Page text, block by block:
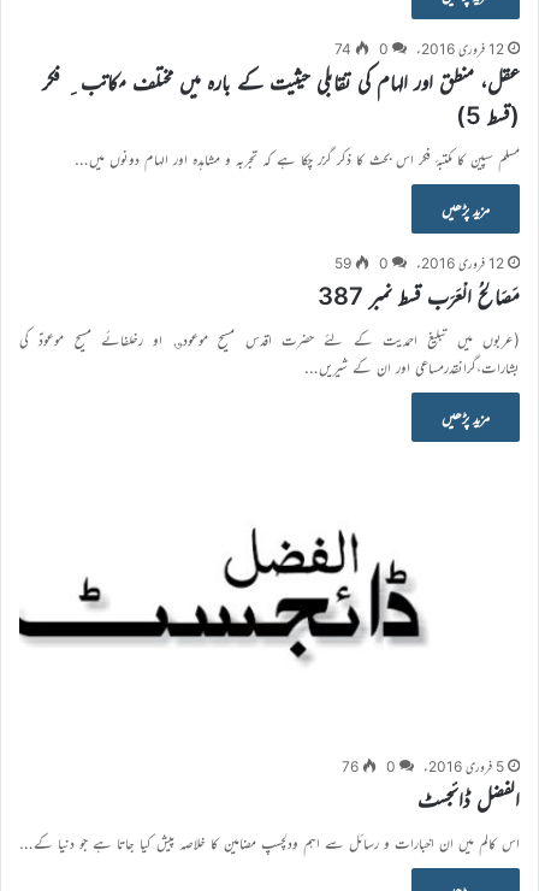
12 فروری 2016ء 0
74
عقل، منطق اور الہام کی تقابلی حیثیت کے بارہ میں مختلف مکاتب ِ فکر
(قسط 5)
مسلم سپین کا مکتبۂ فکر اس بحث کا ذکر گزر چکا ہے کہ تجربہ و مشاہدہ اور الہام دونوں میں…
مزید پڑھیں
12 فروری 2016ء 0
59
مَصَالِحُ الْعَرَب قسط نمبر 387
(عربوں میں تبلیغ احمدیت کے لئے حضرت اقدس مسیح موعود؈ او رخلفائے مسیح موعودؑ کی
بشارات،گرانقدرمساعی اور ان کے شیریں…
مزید پڑھیں
5 فروری 2016ء 0
76
الفضل ڈائجسٹ
اس کالم میں ان اخبارات و رسائل سے اہم ودلچسپ مضامین کا خلاصہ پیش کیا جاتا ہے جو دنیا کے…